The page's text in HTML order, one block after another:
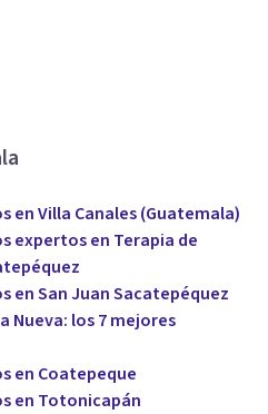
en Villa Canales (Guatemala)
expertos en Terapia de
en San Juan Sacatepéquez
Nueva: los 7 mejores
en Coatepeque
en Totonicapán